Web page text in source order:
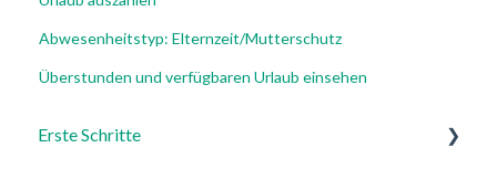
Abwesenheitstyp: Elternzeit/Mutterschutz
Überstunden und verfügbaren Urlaub einsehen
Erste Schritte